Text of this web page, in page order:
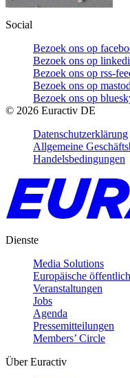
Social
Bezoek ons op
Bezoek ons op
Bezoek ons op rss-
Bezoek ons op
Bezoek ons op
© 2026 Euractiv DE
Datenschutzerklärung
Allgemeine
Handelsbedingungen
Dienste
Media Solutions
Europäische
Veranstaltungen
Jobs
Agenda
Pressemitteilungen
Members’ Circle
Über Euractiv